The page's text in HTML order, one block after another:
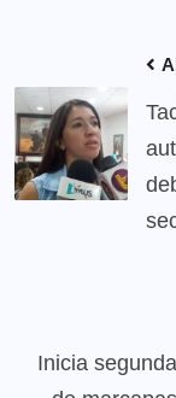
Inicia